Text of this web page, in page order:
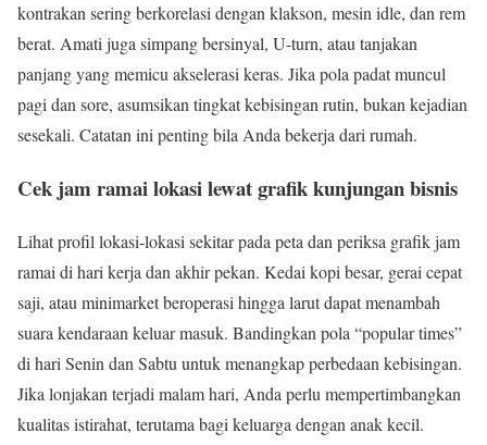
kontrakan sering berkorelasi dengan klakson, mesin idle, dan rem
berat. Amati juga simpang bersinyal, U-turn, atau tanjakan
panjang yang memicu akselerasi keras. Jika pola padat muncul
pagi dan sore, asumsikan tingkat kebisingan rutin, bukan kejadian
sesekali. Catatan ini penting bila Anda bekerja dari rumah.
Cek jam ramai lokasi lewat grafik kunjungan bisnis
Lihat profil lokasi-lokasi sekitar pada peta dan periksa grafik jam
ramai di hari kerja dan akhir pekan. Kedai kopi besar, gerai cepat
saji, atau minimarket beroperasi hingga larut dapat menambah
suara kendaraan keluar masuk. Bandingkan pola “popular times”
di hari Senin dan Sabtu untuk menangkap perbedaan kebisingan.
Jika lonjakan terjadi malam hari, Anda perlu mempertimbangkan
kualitas istirahat, terutama bagi keluarga dengan anak kecil.